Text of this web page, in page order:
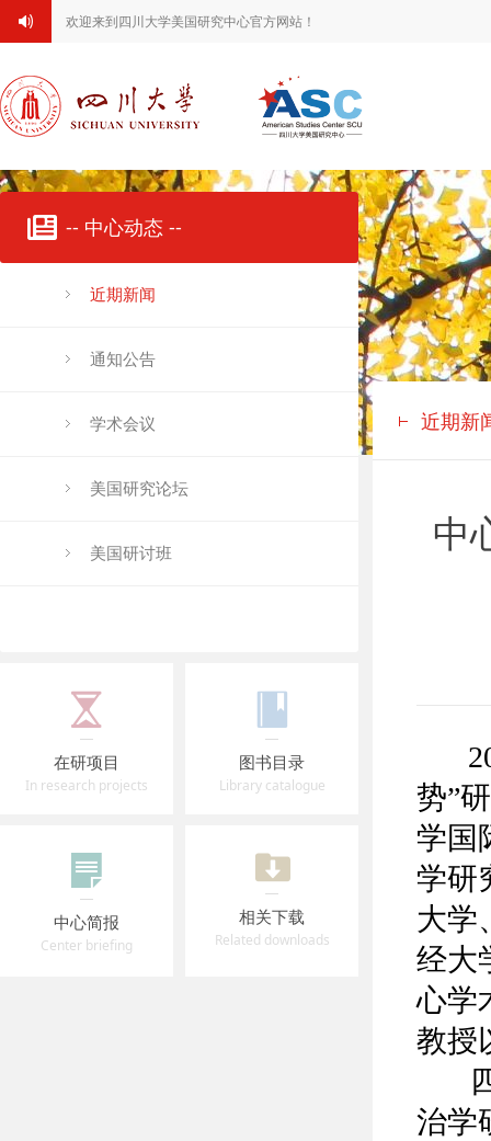
欢迎来到四川大学美国研究中心官方网站！
-- 中心动态 --
近期新闻
通知公告
学术会议
美国研究论坛
美国研讨班
在研项目
In research projects
图书目录
Library catalogue
中心简报
Center briefing
相关下载
Related downloads
近期新
中
势”
学国
学研
大学
经大
心学
教授
四
治学